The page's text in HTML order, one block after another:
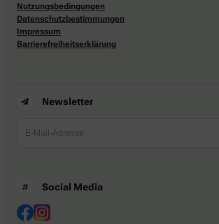
Nutzungsbedingungen
Datenschutzbestimmungen
Impressum
Barrierefreiheitserklärung
Newsletter
Social Media